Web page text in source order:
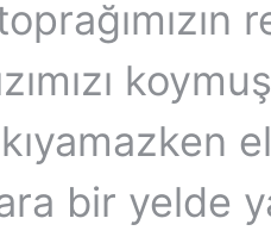
bir yelde